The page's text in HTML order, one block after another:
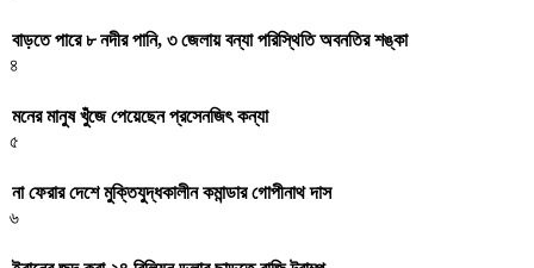
বাড়তে পারে ৮ নদীর পানি, ৩ জেলায় বন্যা পরিস্থিতি অবনতির শঙ্কা
৪
মনের মানুষ খুঁজে পেয়েছেন প্রসেনজিৎ কন্যা
৫
না ফেরার দেশে মুক্তিযুদ্ধকালীন কমান্ডার গোপীনাথ দাস
৬